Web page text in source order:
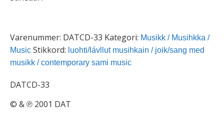
Varenummer: DATCD-33 Kategori: Musikk / Musihkka /
Music Stikkord: luohti/lávllut musihkain / joik/sang med
musikk / contemporary sami music
DATCD-33
© & ℗ 2001 DAT